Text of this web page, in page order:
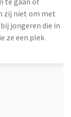
zij niet om met
jongeren die in
ze een plek